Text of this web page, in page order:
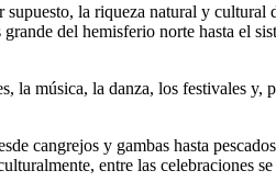
la riqueza natural y cultural
del hemisferio norte hasta el
la música, la danza, los festivales y,
cangrejos y gambas hasta
entre las celebraciones